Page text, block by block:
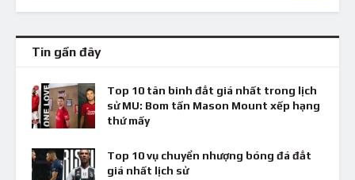
Tin gần đây
Top 10 tân binh đắt giá nhất trong lịch
sử MU: Bom tấn Mason Mount xếp hạng
thứ mấy
Top 10 vụ chuyển nhượng bóng đá đắt
giá nhất lịch sử